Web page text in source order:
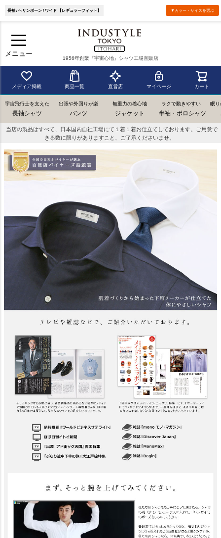
メニュー
1956年創業『宇宙心地』シャツ工場直販店
メディア掲載 商品一覧 直営店 マイページ カート
宇宙飛行士を支えた
長袖シャツ
出張や外回りが楽
パンツ
無重力の着心地
ジャケット
ラクで動きやすい
半袖・ポロシャツ
眠り
当店の製品はすべて、日本国内自社工場にて１着１着お仕立てしております。ご用意で
きる数に限りがありますこと、ご了承くださいませ。
長袖 / ヘリンボーン / ワイド 【レギュラーフィット】 ▼カラー・サイズを選ぶ